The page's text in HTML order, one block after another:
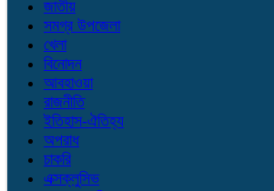
জাতীয়
সমগ্র উপজেলা
খেলা
বিনোদন
আবহাওয়া
রাজনীতি
ইতিহাস-ঐতিহ্য
অপরাধ
চাকরি
এক্সক্লুসিভ